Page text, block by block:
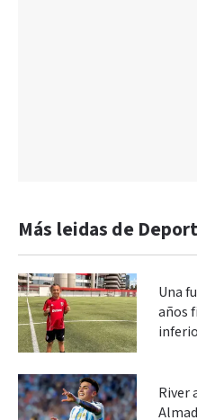
Más leidas de
Una
años
River